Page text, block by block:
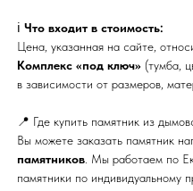
ℹ️ Что входит в стоимость:
Цена, указанная на сайте,
Комплекс «под ключ» (тумба,
в зависимости от размеров,
📍 Где купить памятник из
Вы можете заказать памятник
памятников . Мы работаем по
памятники по индивидуальному